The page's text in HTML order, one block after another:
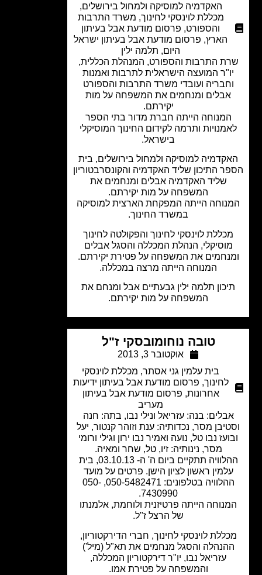
האקדמיה למוסיקה ולמחול בירושלים,
מכללת לוינסקי לחינוך, משרד התרבות
והספורט,פרסום מודעת אבל בעיתון
פרסום מודעת אבל בעיתון ישראל
תלמה ילין
התרבות והספורט, המנהלת הכללית,
המועצה הישראלית לתרבות ואמנות
ועובדי משרד התרבות והספורט
אבלים ומנחמים את המשפחה על מות
המנוחה הייתה חברת מדור בתי הספר
ותרמה לקידום החינוך המוסיקלי
בישראל.
למוסיקה ולמחול בירושלים, בית
התיכון שליד האקדמיה והקונסרבטוריון
שליד האקדמיה אבלים ומנחמים את
המשפחה על מות יקירתם.
הייתה המפקחת הארצית למוסיקה
במשרד החינוך.
לוינסקי לחינוך והפקולטה לחינוך
הנהלת המכללה והסגל אבלים
את המשפחה על פטירת יקירתם.
המנוחה הייתה מרצה במכללה.
תלמה ילין גבעתיים אבל ומנחם את
המשפחה על מות יקירתם.
טובה נוחומובסקי ז"ל
אוקטובר 3, 2013
בית עלמין גני אסתר, מכללת לוינסקי
לחינוך
פרסום מודעת אבל בעיתון ידיעות
אחרונות,פרסום מודעת אבל בעיתון
בנה: עזריאל ונילי נבו, בתה: חנה
מסר, נכדותיה: ענת וזוהר קנטור, יעל
נבו טל, נועה ואמיר נבו ירון וגילי ורומי
מסר, נינותיה: זיו, טל, שחר ומאיה.
ההלוויה תתקיים ביום ה' ה- 03.10.13, בית
ראשון לציון הישן. פרטים על מועד
ההלוויה בטלפונים: 050-5482471, 050-
7430990.
הייתה פרטיזנית ולוחמת, אלמנתו
של הרצל ז"ל.
לוינסקי לחינוך, חברי הדירקטוריון,
והסגל מנחמים את תא"ל (מיל')
עזריאל נבו, יו"ר דירקטוריון המכללה,
והמשפחה על פטירת אמו.